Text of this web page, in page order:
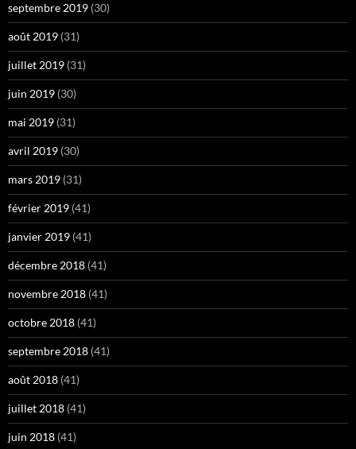
septembre 2019 (30)
août 2019 (31)
juillet 2019 (31)
juin 2019 (30)
mai 2019 (31)
avril 2019 (30)
mars 2019 (31)
février 2019 (41)
janvier 2019 (41)
décembre 2018 (41)
novembre 2018 (41)
octobre 2018 (41)
septembre 2018 (41)
août 2018 (41)
juillet 2018 (41)
juin 2018 (41)